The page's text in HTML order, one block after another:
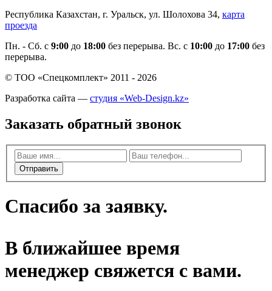
Республика Казахстан, г. Уральск, ул. Шолохова 34, карта
проезда
Пн. - Cб. с 9:00 до 18:00 без перерыва. Вс. с 10:00 до 17:00 без
перерыва.
© ТОО «Спецкомплект» 2011 - 2026
Разработка сайта — студия «Web-Design.kz»
Заказать обратный звонок
Отправить
Спасибо за заявку.
В ближайшее время
менеджер свяжется с вами.